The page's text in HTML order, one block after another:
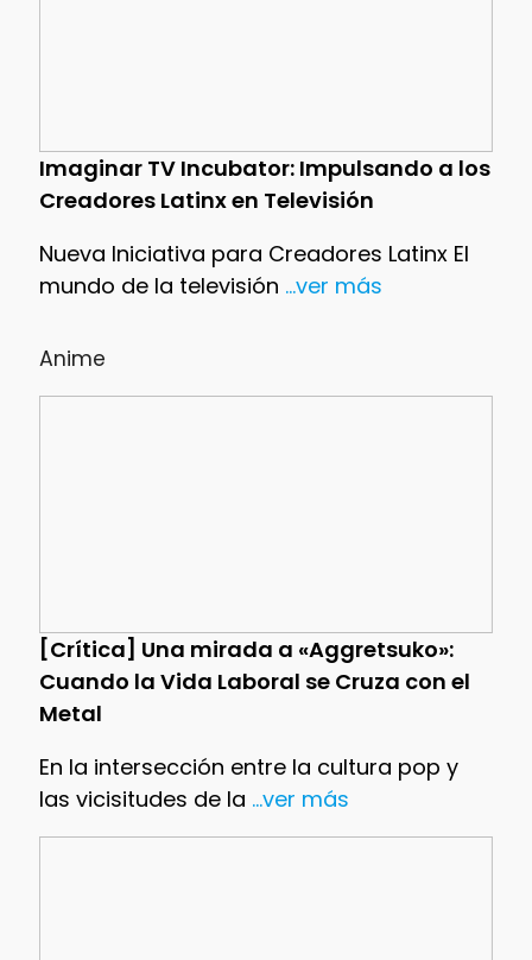
Imaginar TV Incubator: Impulsando a los
Creadores Latinx en Televisión
Nueva Iniciativa para Creadores Latinx El
mundo de la televisión ...ver más
Anime
[Crítica] Una mirada a «Aggretsuko»:
Cuando la Vida Laboral se Cruza con el
Metal
En la intersección entre la cultura pop y
las vicisitudes de la ...ver más